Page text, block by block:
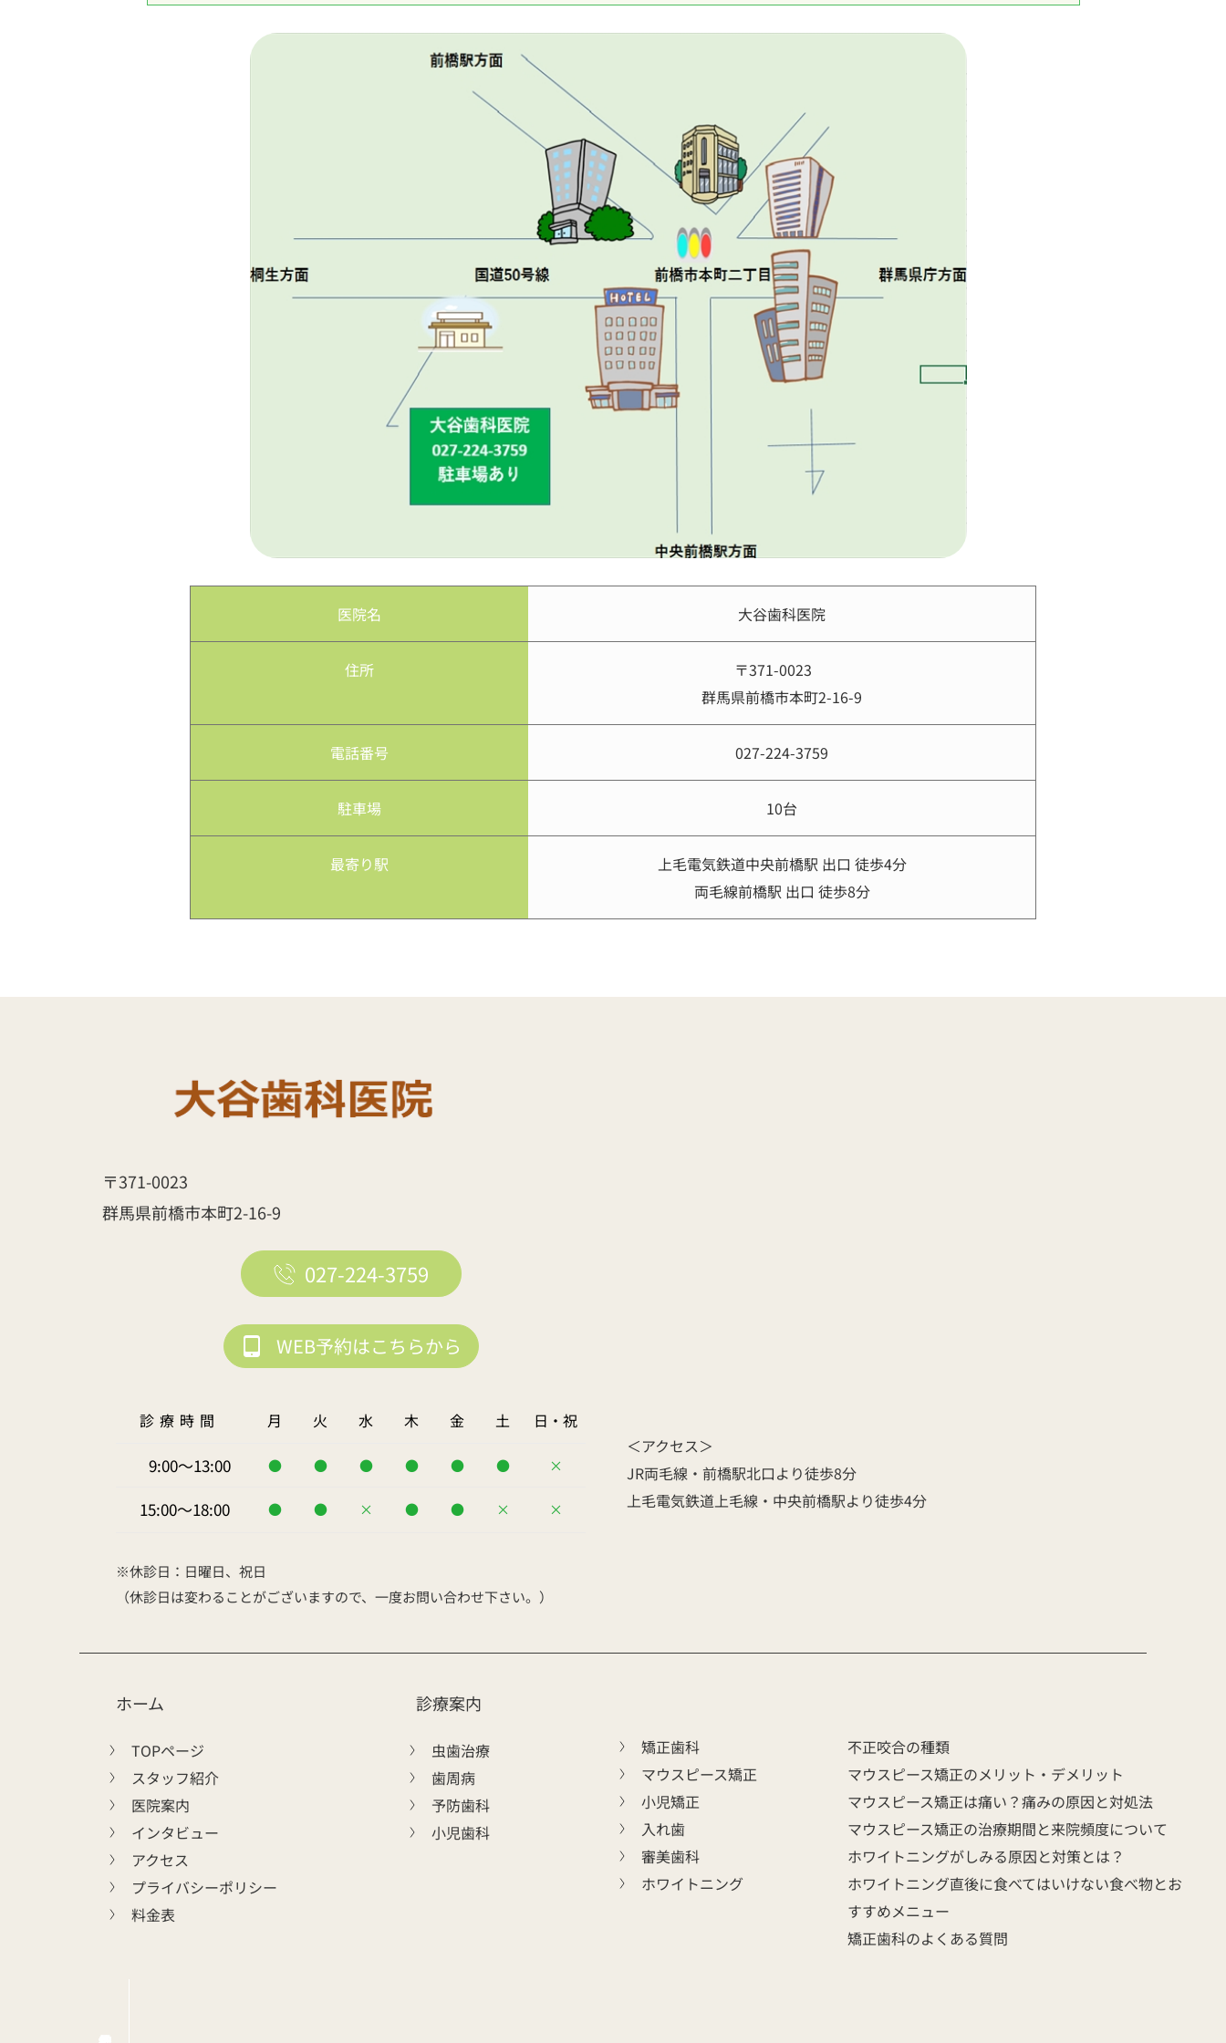
医院名 大谷歯科医院
住所
〒371-0023
群馬県前橋市本町2-16-9
電話番号 027-224-3759
駐車場 10台
最寄り駅
上毛電気鉄道中央前橋駅 出口 徒歩4分
両毛線前橋駅 出口 徒歩8分
〒371-0023
群馬県前橋市本町2-16-9
027-224-3759
WEB予約はこちらから
診療時間 月 火 水 木 金 土 日・祝
9:00～13:00 ● ● ● ● ● ● ×
15:00～18:00 ● ● × ● ● × ×
※休診日：日曜日、祝日
（休診日は変わることがございますので、一度お問い合わせ下さい。）
＜アクセス＞
JR両毛線・前橋駅北口より徒歩8分
上毛電気鉄道上毛線・中央前橋駅より徒歩4分
ホーム
TOPページ
スタッフ紹介
医院案内
インタビュー
アクセス
プライバシーポリシー
料金表
診療案内
虫歯治療
歯周病
予防歯科
小児歯科
矯正歯科
マウスピース矯正
小児矯正
入れ歯
審美歯科
ホワイトニング
不正咬合の種類
マウスピース矯正のメリット・デメリット
マウスピース矯正は痛い？痛みの原因と対処法
マウスピース矯正の治療期間と来院頻度について
ホワイトニングがしみる原因と対策とは？
ホワイトニング直後に食べてはいけない食べ物とお
すすめメニュー
矯正歯科のよくある質問